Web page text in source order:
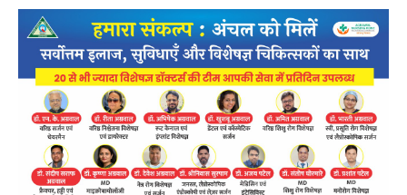
प्यारे प्रदेशवासियों, जय जोहार… आप सभी को स्वतंत्रता दिवस की
बहुत-बहुत शुभकामनाएं।